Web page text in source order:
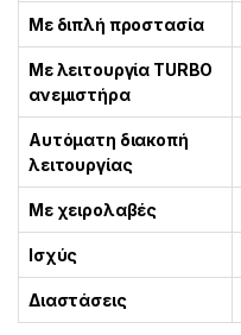
Με διπλή προστασία
Με λειτουργία TURBO
ανεμιστήρα
Αυτόματη διακοπή
λειτουργίας
Με χειρολαβές
Ισχύς
Διαστάσεις